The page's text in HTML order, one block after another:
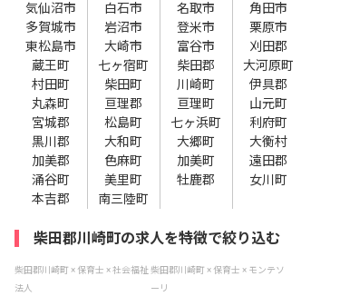
気仙沼市
白石市 名取市
角田市
多賀城市
岩沼市 登米市
栗原市
東松島市
大崎市 富谷市
刈田郡
蔵王町
七ヶ宿町 柴田郡
大河原町
村田町
柴田町 川崎町
伊具郡
丸森町
亘理郡 亘理町
山元町
宮城郡
松島町 七ヶ浜町
利府町
黒川郡
大和町 大郷町
大衡村
加美郡
色麻町 加美町
遠田郡
涌谷町
美里町 牡鹿郡
女川町
本吉郡
南三陸町
柴田郡川崎町の求人を特徴で絞り込む
柴田郡川崎町 × 保育士 × 社会福祉
法人
柴田郡川崎町 × 保育士 × モンテソ
ーリ